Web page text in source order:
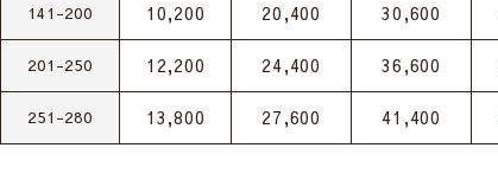
141-200 10,200 20,400 30,600
201-250 12,200 24,400 36,600
251-280 13,800 27,600 41,400